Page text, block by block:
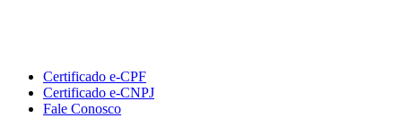
Certificado e-CPF
Certificado e-CNPJ
Fale Conosco